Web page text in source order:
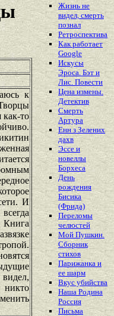
к
то
И
Книга
Жизнь не
видел, смерть
познал
Ретроспектива
Как работает
Google
Искусы
Эроса. Бэт и
Лис. Повести
Цена измены.
Детектив
Смерть
Артура
Енн з Зелених
дахв
Эссе и
новеллы
Борхеса
День
рождения
Бисика
(Фрида)
Переломы
челюстей
Мой Пушкин.
Сборник
стихов
Парижанка и
ее шарм
Вкус убийства
Наша Родина
Россия
Письма